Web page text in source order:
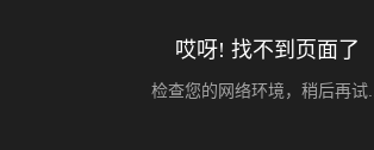
哎呀! 找不到页面了
检查您的网络环境，稍后再试...